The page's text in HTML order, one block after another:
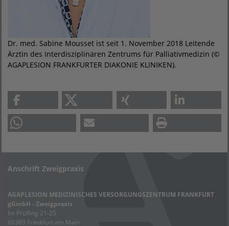
Dr. med. Sabine Mousset ist seit 1. November 2018 Leitende
Ärztin des Interdisziplinären Zentrums für Palliativmedizin (©
AGAPLESION FRANKFURTER DIAKONIE KLINIKEN).
Anschrift Zweigpraxis
AGAPLESION MEDIZINISCHES VERSORGUNGSZENTRUM FRANKFURT
gGmbH - Zweigpraxis
Im Prüfling 21-25
60389 Frankfurt am Main